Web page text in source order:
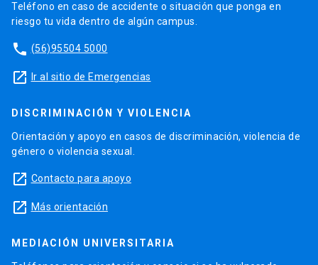
Teléfono en caso de accidente o situación que ponga en
riesgo tu vida dentro de algún campus.
phone (56)95504 5000
launch Ir al sitio de Emergencias
DISCRIMINACIÓN Y VIOLENCIA
Orientación y apoyo en casos de discriminación, violencia de
género o violencia sexual.
launch Contacto para apoyo
launch Más orientación
MEDIACIÓN UNIVERSITARIA